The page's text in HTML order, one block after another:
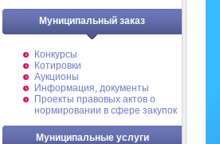
Муниципальный заказ
Конкурсы
Котировки
Аукционы
Информация, документы
Проекты правовых актов о
нормировании в сфере закупок
Муниципальные услуги